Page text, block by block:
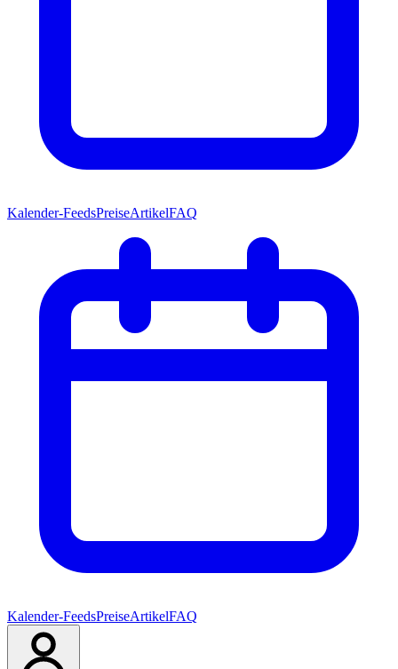
Kalender-FeedsPreiseArtikelFAQ
Kalender-FeedsPreiseArtikelFAQ